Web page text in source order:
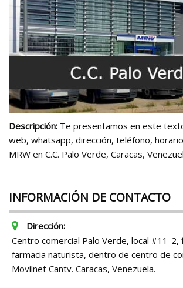
Descripción: Te presentamos en este
web, whatsapp, dirección, teléfono,
MRW en C.C. Palo Verde, Caracas,
INFORMACIÓN DE CONTACTO
Dirección:
Centro comercial Palo Verde, local #11-2,
farmacia naturista, dentro de centro de
Movilnet Cantv. Caracas, Venezuela.